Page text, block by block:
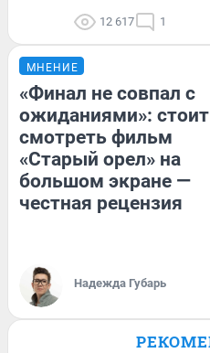
12 617 1
МНЕНИЕ
«Финал не совпал с
ожиданиями»:
смотреть фильм
«Старый орел» на
большом экране —
честная рецензия
Надежда Губарь